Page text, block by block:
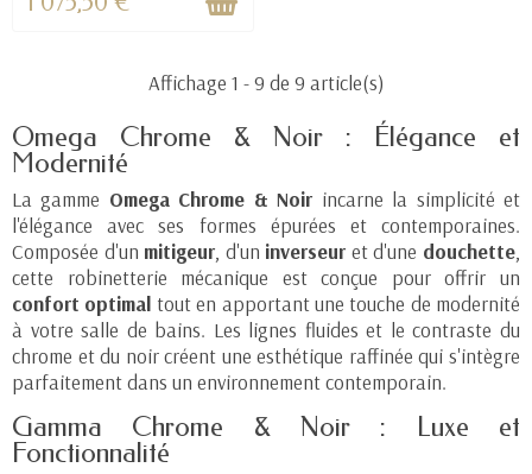
Affichage 1 - 9 de 9 article(s)
Omega Chrome & Noir : Élégance et
Modernité
La gamme Omega Chrome & Noir incarne la simplicité et
l'élégance avec ses formes épurées et contemporaines.
Composée d'un mitigeur , d'un inverseur et d'une douchette
cette robinetterie mécanique est conçue pour offrir un
confort optimal tout en apportant une touche de modernité
à votre salle de bains. Les lignes fluides et le contraste du
chrome et du noir créent une esthétique raffinée qui s'intègre
parfaitement dans un environnement contemporain.
Gamma Chrome & Noir : Luxe et
Fonctionnalité